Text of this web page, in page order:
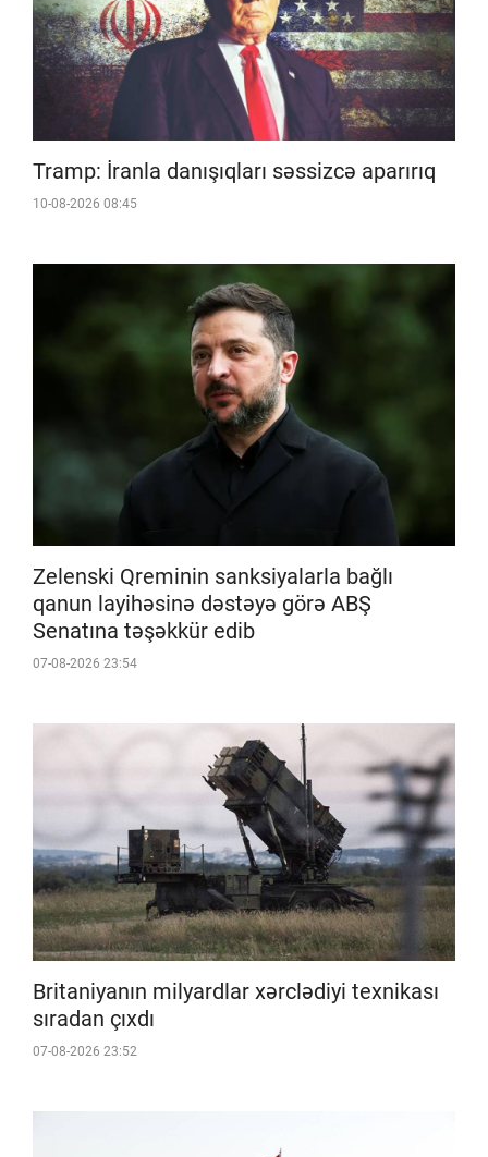
Tramp: İranla danışıqları səssizcə aparırıq
10-08-2026 08:45
Zelenski Qreminin sanksiyalarla bağlı
qanun layihəsinə dəstəyə görə ABŞ
Senatına təşəkkür edib
07-08-2026 23:54
Britaniyanın milyardlar xərclədiyi texnikası
sıradan çıxdı
07-08-2026 23:52